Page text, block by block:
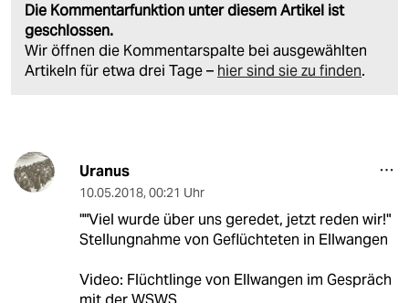
Die Kommentarfunktion unter diesem Artikel ist
geschlossen.
Wir öffnen die Kommentarspalte bei ausgewählten
Artikeln für etwa drei Tage – hier sind sie zu finden.
Uranus
10.05.2018, 00:21 Uhr
""Viel wurde über uns geredet, jetzt reden wir!"
Stellungnahme von Geflüchteten in Ellwangen
Video: Flüchtlinge von Ellwangen im Gespräch